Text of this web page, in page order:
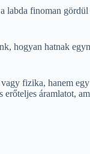
labda finoman
hogyan hatnak
fizika, hanem
áramlatot,